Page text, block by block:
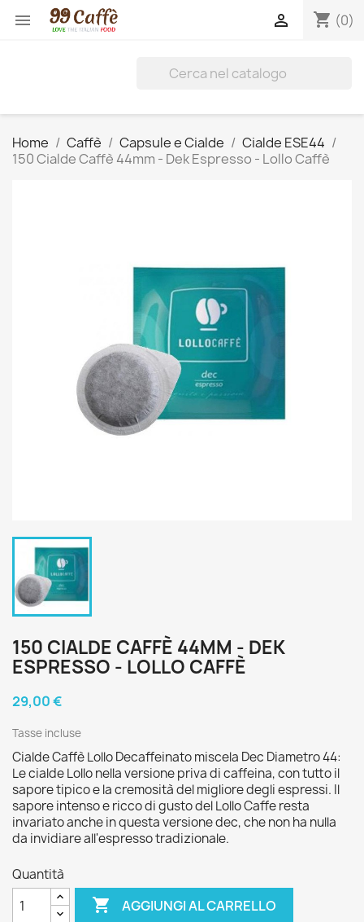
 shopping_cart (0)

Home Caffè Capsule e Cialde
Cialde ESE44
150 Cialde Caffè 44mm - Dek Espresso - Lollo Caffè
150 CIALDE CAFFÈ 44MM - DEK
ESPRESSO - LOLLO CAFFÈ
29,00 €
Tasse incluse
Cialde Caffè Lollo Decaffeinato miscela Dec Diametro 44:
Le cialde Lollo nella versione priva di caffeina, con tutto il
sapore tipico e la cremosità del migliore degli espressi. Il
sapore intenso e ricco di gusto del Lollo Caffe resta
invariato anche in questa versione dec, che non ha nulla
da invidiare all'espresso tradizionale.
Quantità
 AGGIUNGI AL CARRELLO